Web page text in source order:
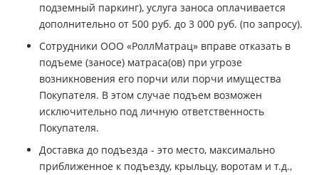
подземный паркинг), услуга заноса оплачивается
дополнительно от 500 руб. до 3 000 руб. (по запросу).
Сотрудники ООО «РоллМатрац» вправе отказать в
подъеме (заносе) матраса(ов) при угрозе
возникновения его порчи или порчи имущества
Покупателя. В этом случае подъем возможен
исключительно под личную ответственность
Покупателя.
Доставка до подъезда - это место, максимально
приближенное к подъезду, крыльцу, воротам и т.д.,